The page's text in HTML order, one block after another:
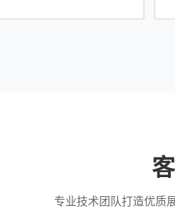
专业技术团队打造优质